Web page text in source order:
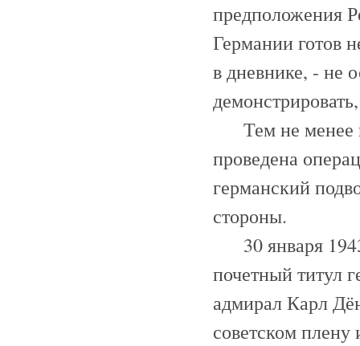
предположения
Германии готов
в дневнике, - не
Тем не менее
проведена
германский
стороны.
30 января
почетный титул
адмирал Карл
советском